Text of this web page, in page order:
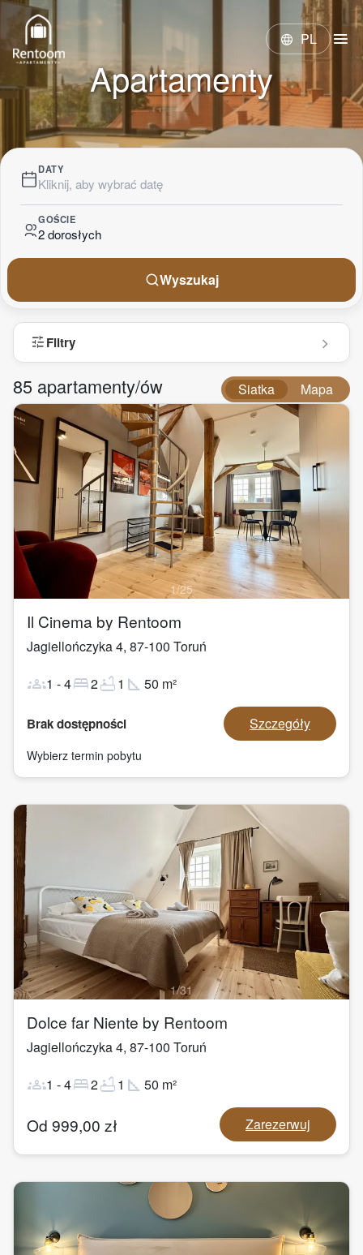
language PL menu
Apartamenty
DATY
Kliknij, aby wybrać datę
GOŚCIE
2 dorosłych
Wyszukaj
tuneFiltry
85 apartamenty/ów Siatka Mapa
1/25
Il Cinema by Rentoom
Jagiellończyka 4, 87-100 Toruń
groups1 -4bed2bathtub1 square_foot 50 m²
Brak dostępności Szczegóły
Wybierz termin pobytu
1/31
Dolce far Niente by Rentoom
Jagiellończyka 4, 87-100 Toruń
groups1 -4bed2bathtub1 square_foot 50 m²
Od 999,00 zł Zarezerwuj